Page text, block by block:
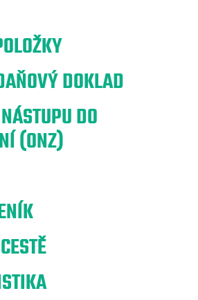
DOKLAD
DO
(ONZ)